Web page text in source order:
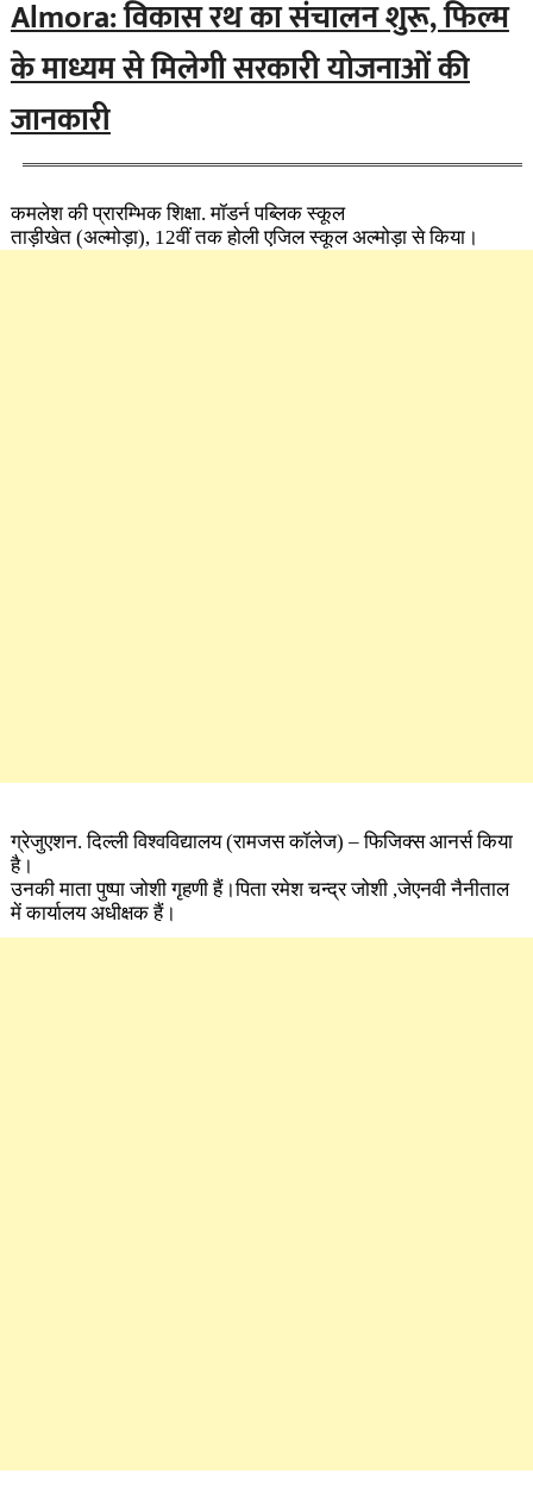
Almora: विकास रथ का संचालन शुरू, फिल्म
के माध्यम से मिलेगी सरकारी योजनाओं की
जानकारी
कमलेश की प्रारम्भिक शिक्षा. मॉडर्न पब्लिक स्कूल
ताड़ीखेत (अल्मोड़ा), 12वीं तक होली एजिल स्कूल अल्मोड़ा से किया।
ग्रेजुएशन. दिल्ली विश्वविद्यालय (रामजस कॉलेज) – फिजिक्स आनर्स किया
है।
उनकी माता पुष्पा जोशी गृहणी हैं।पिता रमेश चन्द्र जोशी ,जेएनवी नैनीताल
में कार्यालय अधीक्षक हैं।